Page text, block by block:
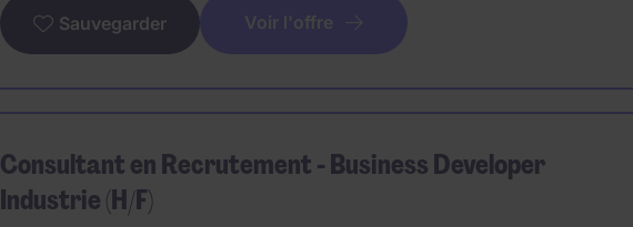
Sauvegarder Voir l'offre
Consultant en Recrutement - Business Developer
Industrie (H/F)